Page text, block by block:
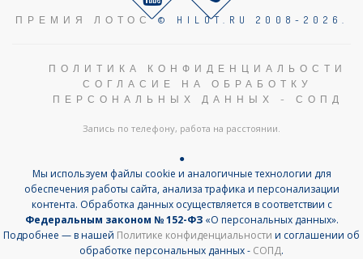
ПРЕМИЯ ЛОТОС© HILOT.RU 2008-2026.
ПОЛИТИКА КОНФИДЕНЦИАЛЬОСТИ
СОГЛАСИЕ НА ОБРАБОТКУ
ПЕРСОНАЛЬНЫХ ДАННЫХ - СОПД
Запись по телефону, работа на расстоянии.
●
Мы используем файлы cookie и аналогичные технологии для
обеспечения работы сайта, анализа трафика и персонализации
контента. Обработка данных осуществляется в соответствии с
Федеральным законом № 152-ФЗ«О персональных данных».
Подробнее — в нашей Политике конфиденциальности и соглашении об
обработке персональных данных - СОПД.